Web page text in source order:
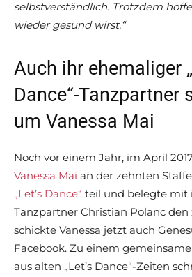
selbstverständlich. Trotzdem
wieder gesund wirst.“
Auch ihr ehemaliger
Dance“-Tanzpartner
um Vanessa Mai
Noch vor einem Jahr, im April
Vanessa Mai an der zehnten
„Let’s Dance“ teil und belegte mit
Tanzpartner Christian Polanc
schickte Vanessa jetzt auch
Facebook. Zu einem
aus alten „Let’s Dance“-Zeiten